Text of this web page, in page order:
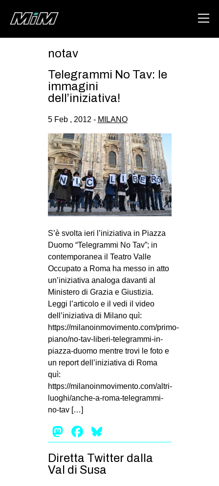
ABOUT
DEGENERAZIONE
GAZA FREESTYLE
CSOA LAMBRETTA
MSM
STUDENTI TSUNAMI
ZAM
MOBILITAZIONI
SPAZI
SPORT POPOLARE
MOVIMENTI
AMBIENTE
ANTIFASCISMO
DIRITTO ALL’ABITARE
GENERI
PRECARIATO
STUDENTI
ARTE
notav
Telegrammi No Tav: le
immagini
dell’iniziativa!
5 Feb , 2012 - MILANO
S’è svolta ieri l’iniziativa in Piazza
Duomo “Telegrammi No Tav”; in
contemporanea il Teatro Valle
Occupato a Roma ha messo in atto
un’iniziativa analoga davanti al
Ministero di Grazia e Giustizia.
Leggi l’articolo e il vedi il video
dell’iniziativa di Milano quì:
https://milanoinmovimento.com/primo-
piano/no-tav-liberi-telegrammi-in-
piazza-duomo mentre trovi le foto e
un report dell’iniziativa di Roma
quì:
https://milanoinmovimento.com/altri-
luoghi/anche-a-roma-telegrammi-
no-tav […]
Mastodon
Facebook
Diretta Twitter dalla
Val di Susa